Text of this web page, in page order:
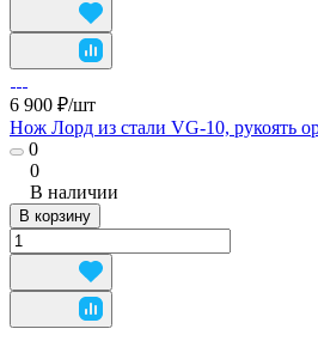
6 900 ₽/шт
Нож Лорд из стали VG-10, рукоять
0
0
В наличии
В корзину